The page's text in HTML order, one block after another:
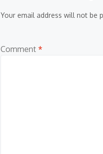
Your email address will not be
Comment *